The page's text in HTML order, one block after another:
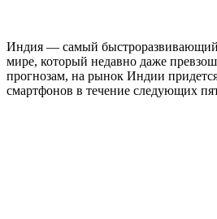
Индия — самый
мире, который недавно даже
прогнозам, на рынок Индии
смартфонов в течение следующих